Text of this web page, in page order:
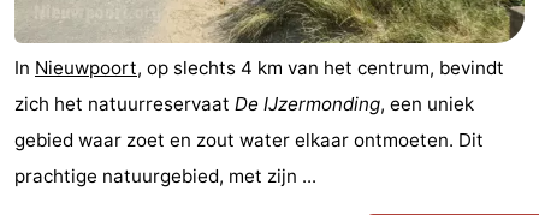
In Nieuwpoort, op slechts 4 km van het centrum, bevindt
zich het natuurreservaat De IJzermonding, een uniek
gebied waar zoet en zout water elkaar ontmoeten. Dit
prachtige natuurgebied, met zijn ...